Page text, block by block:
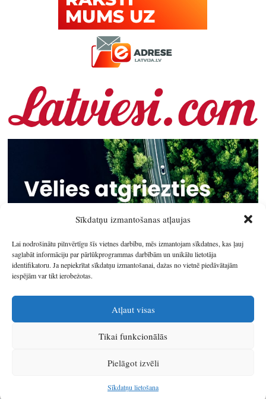
Sīkdatņu izmantošanas atļaujas
Lai nodrošinātu pilnvērtīgu šīs vietnes darbību, mēs izmantojam sīkdatnes, kas ļauj
saglabāt informāciju par pārlūkprogrammas darbībām un unikālu lietotāja
identifikatoru. Ja nepiekrītat sīkdatņu izmantošanai, dažas no vietnē piedāvātajām
iespējām var tikt ierobežotas.
Atļaut visas
Tikai funkcionālās
Pielāgot izvēli
Sīkdatņu lietošana
IzstrādātājsSIA Info